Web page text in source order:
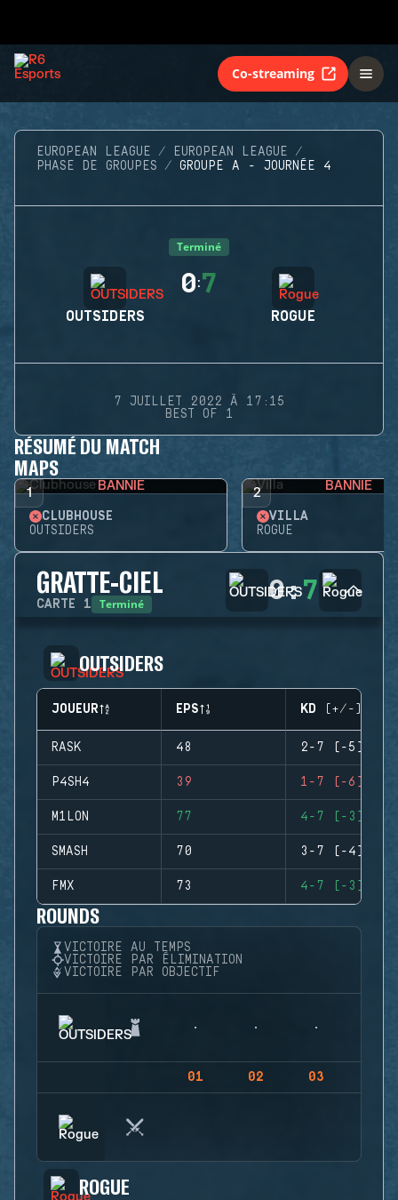
Co-streaming
EUROPEAN LEAGUE
EUROPEAN LEAGUE
PHASE DE GROUPES
GROUPE A - JOURNÉE 4
Terminé
OUTSIDERS
0:7
ROGUE
7 JUILLET 2022 À 17:15
BEST OF 1
RÉSUMÉ DU MATCH
MAPS
1 BANNIE
CLUBHOUSE
OUTSIDERS
2 BANNIE
VILLA
ROGUE
GRATTE-CIEL
CARTE 1 Terminé 0:7
OUTSIDERS
JOUEUR EPS KD (+/-)
RASK 48 2-7 (-5)
P4SH4 39 1-7 (-6)
M1LON 77 4-7 (-3)
SMASH 70 3-7 (-4)
FMX 73 4-7 (-3)
ROUNDS
VICTOIRE AU TEMPS
VICTOIRE PAR ÉLIMINATION
VICTOIRE PAR OBJECTIF
01 02 03
ROGUE